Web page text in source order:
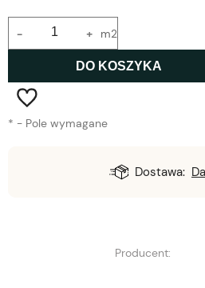
+
- m2
DO KOSZYKA
* - Pole wymagane
Dostawa:
Producent: